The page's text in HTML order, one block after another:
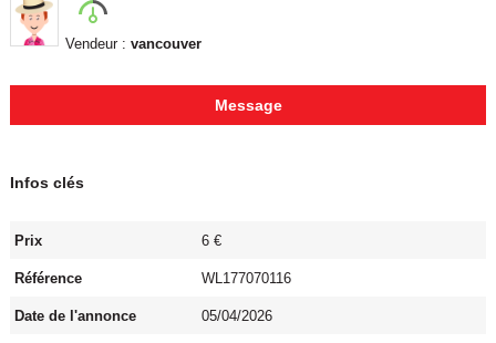
Vendeur : vancouver
Message
Infos clés
Prix 6 €
Référence WL177070116
Date de l'annonce 05/04/2026